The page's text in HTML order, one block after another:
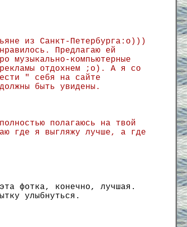
из Санкт-Петербурга:о)))
Предлагаю ей
музыкально-компьютерные
отдохнем ;о). А я со
" себя на сайте
быть увидены.
полагаюсь на твой
где я выгляжу лучше, а где
фотка, конечно, лучшая.
улыбнуться.